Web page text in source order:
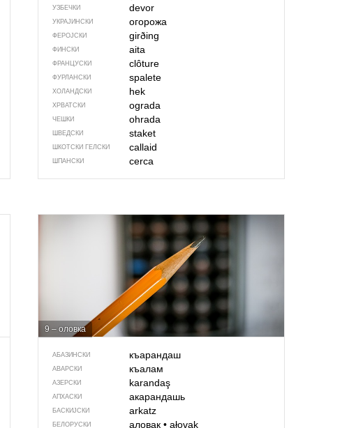
УЗБЕЧКИ devor
УКРАЈИНСКИ огорожа
ФЕРОЈСКИ girðing
ФИНСКИ aita
ФРАНЦУСКИ clôture
ФУРЛАНСКИ spalete
ХОЛАНДСКИ hek
ХРВАТСКИ ograda
ЧЕШКИ ohrada
ШВЕДСКИ staket
ШКОТСКИ ГЕЛСКИ callaid
ШПАНСКИ cerca
9 – оловка
АБАЗИНСКИ къарандаш
АВАРСКИ къалам
АЗЕРСКИ karandaş
АПХАСКИ акарандашь
БАСКИЈСКИ arkatz
БЕЛОРУСКИ аловак• ałovak